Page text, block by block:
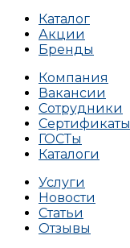
Каталог
Акции
Бренды
Компания
Вакансии
Сотрудники
Сертификаты
ГОСТы
Каталоги
Услуги
Новости
Статьи
Отзывы